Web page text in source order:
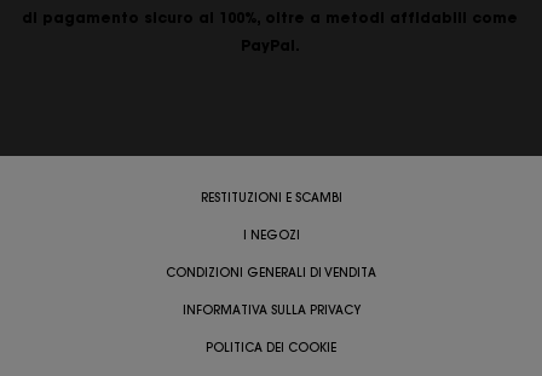
di pagamento sicuro al 100%, oltre a metodi affidabili come
PayPal.
RESTITUZIONI E SCAMBI
I NEGOZI
CONDIZIONI GENERALI DI VENDITA
INFORMATIVA SULLA PRIVACY
POLITICA DEI COOKIE